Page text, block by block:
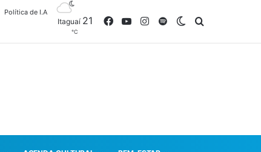
Política de I.A
Itaguaí 21
℃
FacebookYouTubeInstagram
SpotifySwitch skin